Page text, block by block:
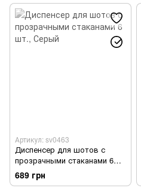
Артикул: sv0463
Диспенсер для шотов с
прозрачными стаканами 6
шт.
689 грн